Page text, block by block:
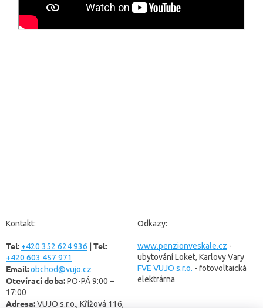
Kontakt:
Tel: +420 352 624 936 Tel:
+420 603 457 971
Email:obchod@vujo.cz
Otevírací doba:PO-PÁ 9:00 –
17:00
Adresa:VUJO s.r.o., Křížová 116,
Odkazy:
www.penzionveskale.cz -
ubytování Loket, Karlovy Vary
FVE VUJO s.r.o. - fotovoltaická
elektrárna